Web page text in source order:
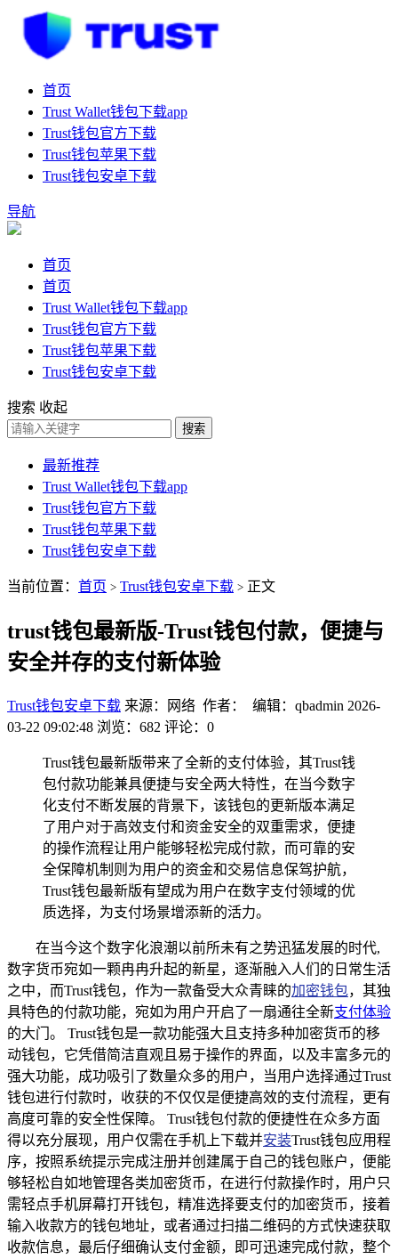
首页
Trust Wallet钱包下载app
Trust钱包官方下载
Trust钱包苹果下载
Trust钱包安卓下载
导航
首页
首页
Trust Wallet钱包下载app
Trust钱包官方下载
Trust钱包苹果下载
Trust钱包安卓下载
搜索 收起
搜索
最新推荐
Trust Wallet钱包下载app
Trust钱包官方下载
Trust钱包苹果下载
Trust钱包安卓下载
当前位置： 首页 > Trust钱包安卓下载 > 正文
trust钱包最新版-Trust钱包付款，便捷与
安全并存的支付新体验
Trust钱包安卓下载 来源：网络 作者： 编辑：qbadmin 2026-
03-22 09:02:48 浏览：682 评论：0
Trust钱包最新版带来了全新的支付体验，其Trust钱
包付款功能兼具便捷与安全两大特性，在当今数字
化支付不断发展的背景下，该钱包的更新版本满足
了用户对于高效支付和资金安全的双重需求，便捷
的操作流程让用户能够轻松完成付款，而可靠的安
全保障机制则为用户的资金和交易信息保驾护航，
Trust钱包最新版有望成为用户在数字支付领域的优
质选择，为支付场景增添新的活力。
在当今这个数字化浪潮以前所未有之势迅猛发展的时代,
数字货币宛如一颗冉冉升起的新星，逐渐融入人们的日常生活
之中，而Trust钱包，作为一款备受大众青睐的加密钱包，其独
具特色的付款功能，宛如为用户开启了一扇通往全新支付体验
的大门。 Trust钱包是一款功能强大且支持多种加密货币的移
动钱包，它凭借简洁直观且易于操作的界面，以及丰富多元的
强大功能，成功吸引了数量众多的用户，当用户选择通过Trust
钱包进行付款时，收获的不仅仅是便捷高效的支付流程，更有
高度可靠的安全性保障。 Trust钱包付款的便捷性在众多方面
得以充分展现，用户仅需在手机上下载并安装Trust钱包应用程
序，按照系统提示完成注册并创建属于自己的钱包账户，便能
够轻松自如地管理各类加密货币，在进行付款操作时，用户只
需轻点手机屏幕打开钱包，精准选择要支付的加密货币，接着
输入收款方的钱包地址，或者通过扫描二维码的方式快速获取
收款信息，最后仔细确认支付金额，即可迅速完成付款，整个